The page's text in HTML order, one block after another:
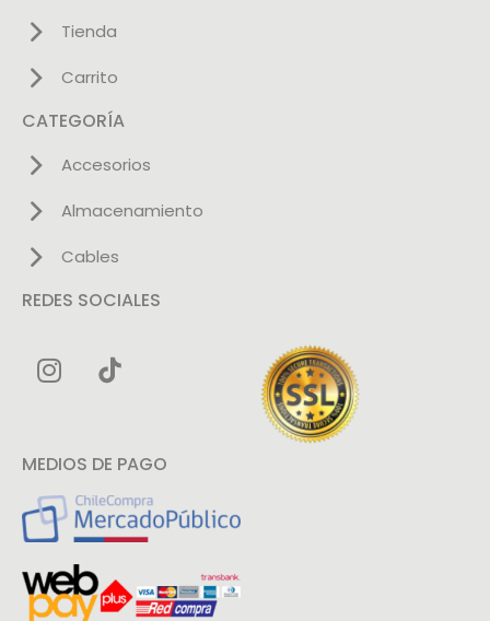
Tienda
Carrito
CATEGORÍA
Accesorios
Almacenamiento
Cables
REDES SOCIALES
MEDIOS DE PAGO